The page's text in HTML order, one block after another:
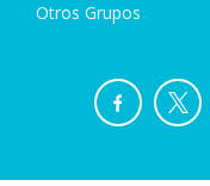
Otros Grupos